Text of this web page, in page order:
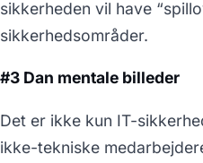
sikkerheden vil have
sikkerhedsområder.
#3 Dan mentale billeder
Det er ikke kun IT-
ikke-tekniske